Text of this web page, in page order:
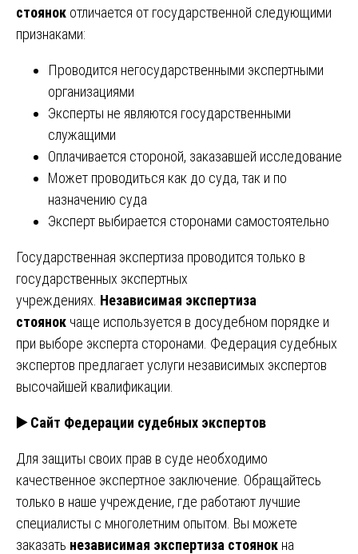
стоянок отличается от государственной следующими
признаками:
Проводится негосударственными экспертными
организациями
Эксперты не являются государственными
служащими
Оплачивается стороной, заказавшей исследование
Может проводиться как до суда, так и по
назначению суда
Эксперт выбирается сторонами самостоятельно
Государственная экспертиза проводится только в
государственных экспертных
учреждениях. Независимая экспертиза
стоянок чаще используется в досудебном порядке и
при выборе эксперта сторонами. Федерация судебных
экспертов предлагает услуги независимых экспертов
высочайшей квалификации.
▶️Сайт Федерации судебных экспертов
Для защиты своих прав в суде необходимо
качественное экспертное заключение. Обращайтесь
только в наше учреждение, где работают лучшие
специалисты с многолетним опытом. Вы можете
заказать независимая экспертиза стоянок на